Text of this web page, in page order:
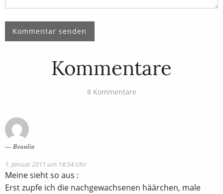
Kommentare
8 Kommentare
Beaulia
1. Januar 2011 um 18:54 Uhr
Meine sieht so aus :
Erst zupfe ich die nachgewachsenen häärchen, male